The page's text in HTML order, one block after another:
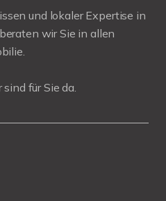
und lokaler Expertise in
wir Sie in allen
für Sie da.